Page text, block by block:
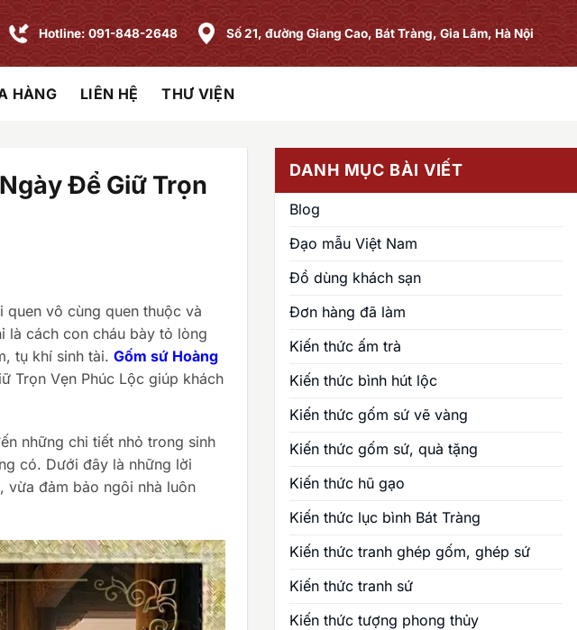
Hotline: 091-848-2648 Số 21, đường Giang Cao, Bát Tràng, Gia Lâm, Hà Nội
HÀNG LIÊN HỆ THƯ VIỆN
Để Giữ Trọn
quen vô cùng quen thuộc và
là cách con cháu bày tỏ lòng
tụ khí sinh tài. Gốm sứ Hoàng
Trọn Vẹn Phúc Lộc giúp khách
những chi tiết nhỏ trong sinh
có. Dưới đây là những lời
vừa đảm bảo ngôi nhà luôn
DANH MỤC BÀI VIẾT
Blog
Đạo mẫu Việt Nam
Đồ dùng khách sạn
Đơn hàng đã làm
Kiến thức ấm trà
Kiến thức bình hút lộc
Kiến thức gốm sứ vẽ vàng
Kiến thức gốm sứ, quà tặng
Kiến thức hũ gạo
Kiến thức lục bình Bát Tràng
Kiến thức tranh ghép gốm, ghép sứ
Kiến thức tranh sứ
Kiến thức tượng phong thủy